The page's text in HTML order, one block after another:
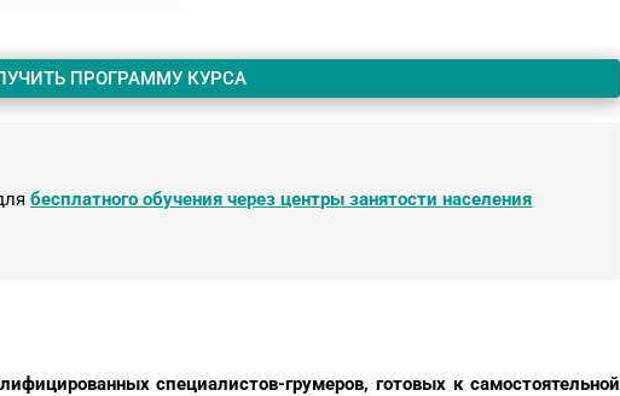
ПРОГРАММУ КУРСА
бесплатного обучения через центры занятости населения
специалистов-грумеров, готовых к самостоятельной